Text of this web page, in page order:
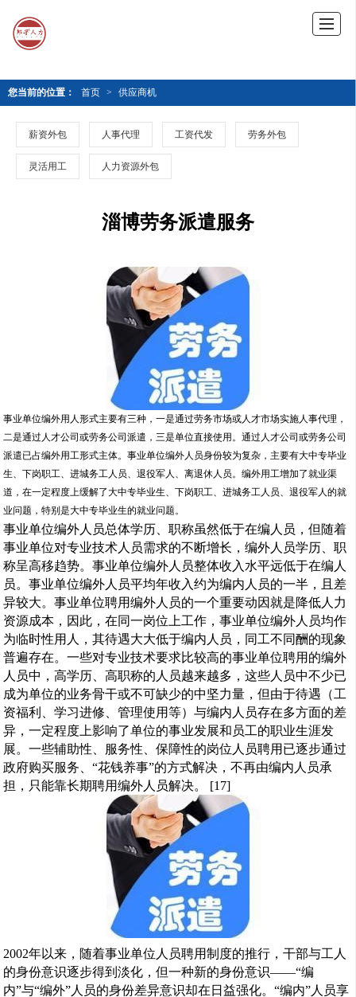
您当前的位置： 首页 > 供应商机
薪资外包 人事代理 工资代发 劳务外包
灵活用工 人力资源外包
淄博劳务派遣服务
事业单位编外用人形式主要有三种，一是通过劳务市场或人才市场实施人事代理，
二是通过人才公司或劳务公司派遣，三是单位直接使用。通过人才公司或劳务公司
派遣已占编外用工形式主体。事业单位编外人员身份较为复杂，主要有大中专毕业
生、下岗职工、进城务工人员、退役军人、离退休人员。编外用工增加了就业渠
道，在一定程度上缓解了大中专毕业生、下岗职工、进城务工人员、退役军人的就
业问题，特别是大中专毕业生的就业问题。
事业单位编外人员总体学历、职称虽然低于在编人员，但随着
事业单位对专业技术人员需求的不断增长，编外人员学历、职
称呈高移趋势。事业单位编外人员整体收入水平远低于在编人
员。事业单位编外人员平均年收入约为编内人员的一半，且差
异较大。事业单位聘用编外人员的一个重要动因就是降低人力
资源成本，因此，在同一岗位上工作，事业单位编外人员均作
为临时性用人，其待遇大大低于编内人员，同工不同酬的现象
普遍存在。一些对专业技术要求比较高的事业单位聘用的编外
人员中，高学历、高职称的人员越来越多，这些人员中不少已
成为单位的业务骨干或不可缺少的中坚力量，但由于待遇（工
资福利、学习进修、管理使用等）与编内人员存在多方面的差
异，一定程度上影响了单位的事业发展和员工的职业生涯发
展。一些辅助性、服务性、保障性的岗位人员聘用已逐步通过
政府购买服务、“花钱养事”的方式解决，不再由编内人员承
担，只能靠长期聘用编外人员解决。 [17]
2002年以来，随着事业单位人员聘用制度的推行，干部与工人
的身份意识逐步得到淡化，但一种新的身份意识――“编
内”与“编外”人员的身份差异意识却在日益强化。“编内”人员享